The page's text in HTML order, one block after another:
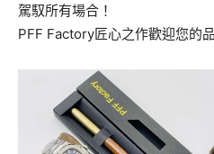
駕馭所有場合！
PFF Factory匠心之作歡迎您的